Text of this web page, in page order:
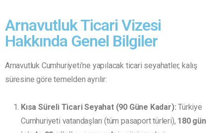
Arnavutluk Ticari Vizesi
Hakkında Genel Bilgiler
Arnavutluk Cumhuriyeti’ne yapılacak ticari seyahatler, kalış
süresine göre temelden ayrılır:
Kısa Süreli Ticari Seyahat (90 Güne Kadar): Türkiye
Cumhuriyeti vatandaşları (tüm pasaport türleri), 180 gün